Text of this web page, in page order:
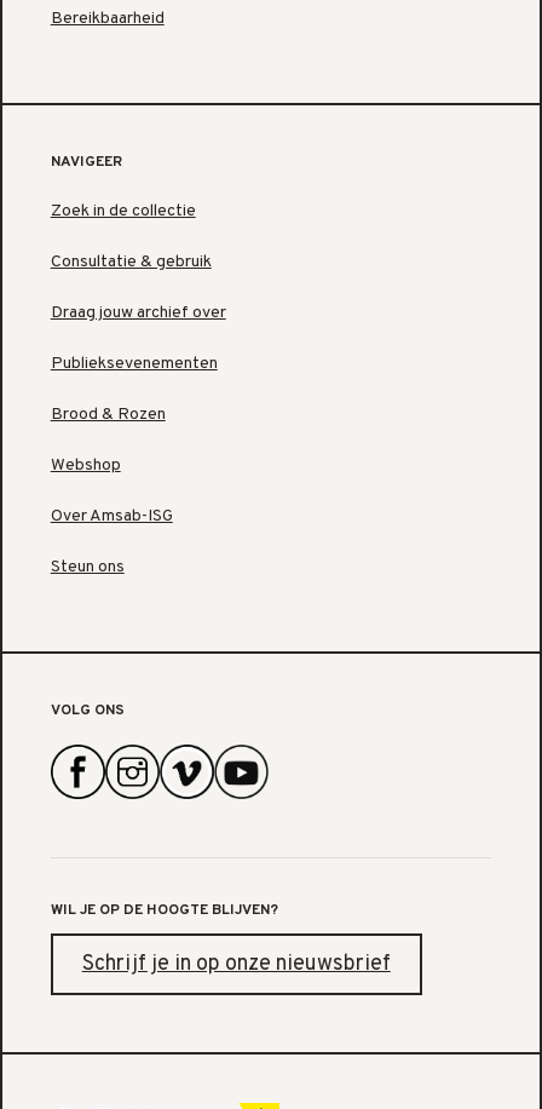
Bereikbaarheid
NAVIGEER
Zoek in de collectie
Consultatie & gebruik
Draag jouw archief over
Publieksevenementen
Brood & Rozen
Webshop
Over Amsab-ISG
Steun ons
VOLG ONS
WIL JE OP DE HOOGTE BLIJVEN?
Schrijf je in op onze nieuwsbrief